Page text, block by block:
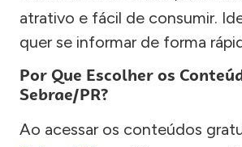
atrativo e fácil de consumir.
quer se informar de forma
Por Que Escolher os
Sebrae/PR?
Ao acessar os conteúdos